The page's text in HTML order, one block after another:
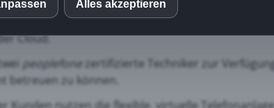
Home-Office sind flexible und einfache
unsere Partnerschaft mitpeoplefone
, unserem
Cloud.
peoplefone zertifizierte Techniker zur
betreuen zu können.
Alles akzeptieren